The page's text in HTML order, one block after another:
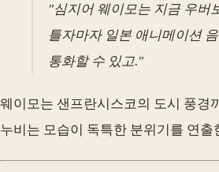
"심지어 웨이모는 지금 우버
틀자마자 일본 애니메이션
통화할 수 있고."
웨이모는 샌프란시스코의 도시 풍경
누비는 모습이 독특한 분위기를 연출